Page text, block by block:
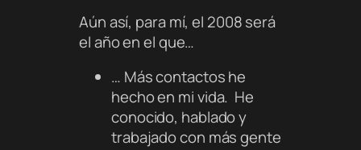
Aún así, para mí, el 2008 será
el año en el que…
… Más contactos he
hecho en mi vida. He
conocido, hablado y
trabajado con más gente